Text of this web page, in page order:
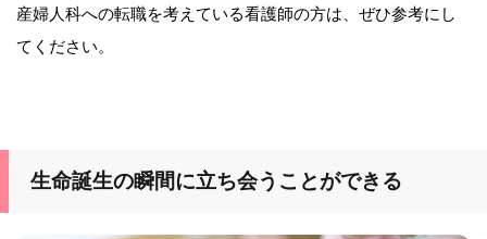
産婦人科への転職を考えている看護師の方は、ぜひ参考にし
てください。
生命誕生の瞬間に立ち会うことができる